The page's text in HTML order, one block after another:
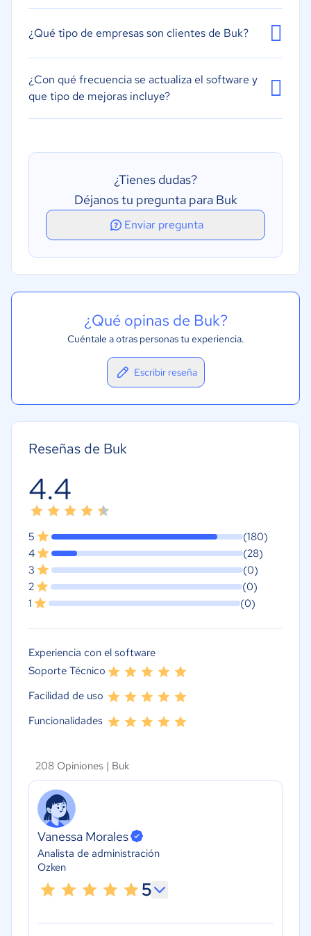
¿Qué tipo de empresas son clientes de Buk?
¿Con qué frecuencia se actualiza el software y
que tipo de mejoras incluye?
¿Tienes dudas?
Déjanos tu pregunta para Buk
Enviar pregunta
¿Qué opinas de Buk?
Cuéntale a otras personas tu experiencia.
Escribir reseña
Reseñas de Buk
4.4
5
(180)
4
(28)
3
(0)
2
(0)
1
(0)
Experiencia con el software
Soporte Técnico
Facilidad de uso
Funcionalidades
208 Opiniones | Buk
Vanessa Morales
Analista de administración
Ozken
5